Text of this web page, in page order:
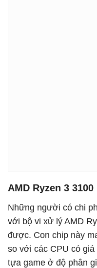
AMD Ryzen 3 3100
Những người có chi
với bộ vi xử lý AMD
được. Con chip này
so với các CPU có
tựa game ở độ phân